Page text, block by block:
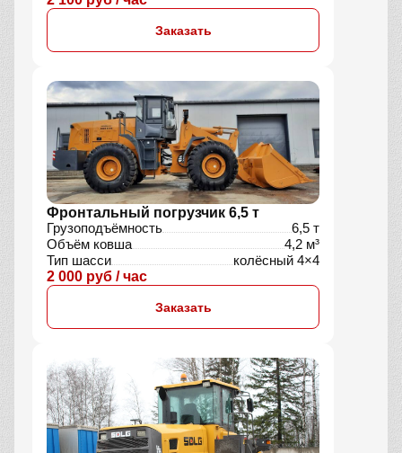
Заказать
Фронтальный погрузчик 6,5 т
Грузоподъёмность
6,5 т
Объём ковша
4,2 м³
Тип шасси
колёсный 4×4
2 000 руб / час
Заказать